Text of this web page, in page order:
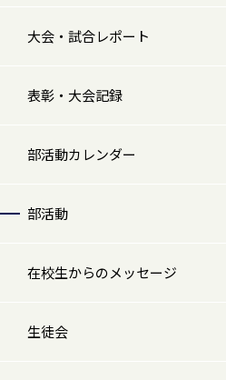
大会・試合レポート
表彰・大会記録
部活動カレンダー
部活動
在校生からのメッセージ
生徒会